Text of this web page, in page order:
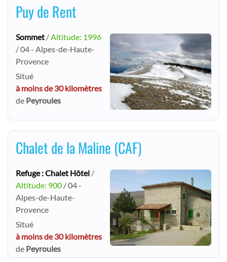
Puy de Rent
Sommet /Altitude: 1996
/ 04 - Alpes-de-Haute-
Provence
Situé
à moins de 30 kilomètres
de Peyroules
Chalet de la Maline (CAF)
Refuge : Chalet Hôtel /
Altitude: 900 / 04 -
Alpes-de-Haute-
Provence
Situé
à moins de 30 kilomètres
de Peyroules